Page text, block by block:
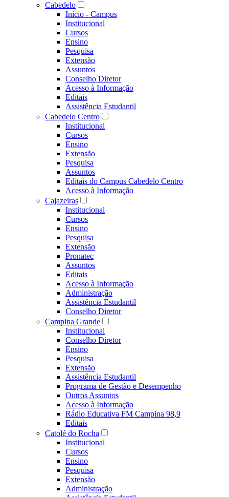
Cabedelo
Início - Campus
Institucional
Cursos
Ensino
Pesquisa
Extensão
Assuntos
Conselho Diretor
Acesso à Informação
Editais
Assistência Estudantil
Cabedelo Centro
Institucional
Cursos
Ensino
Extensão
Pesquisa
Assuntos
Editais do Campus Cabedelo Centro
Acesso à Informação
Cajazeiras
Institucional
Cursos
Ensino
Pesquisa
Extensão
Pronatec
Assuntos
Editais
Acesso à Informação
Administração
Assistência Estudantil
Conselho Diretor
Campina Grande
Institucional
Conselho Diretor
Ensino
Pesquisa
Extensão
Assistência Estudantil
Programa de Gestão e Desempenho
Outros Assuntos
Acesso à Informação
Rádio Educativa FM Campina 98,9
Editais
Catolé do Rocha
Institucional
Cursos
Ensino
Pesquisa
Extensão
Administração